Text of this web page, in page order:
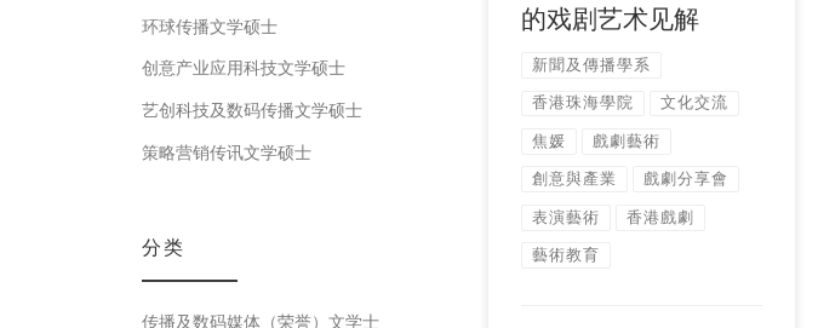
的戏剧艺术见解
新聞及傳播學系
香港珠海學院 文化交流
焦媛 戲劇藝術
創意與產業 戲劇分享會
表演藝術 香港戲劇
藝術教育
环球传播文学硕士
创意产业应用科技文学硕士
艺创科技及数码传播文学硕士
策略营销传讯文学硕士
分类
传播及数码媒体（荣誉）文学士